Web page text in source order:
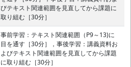
びテキスト関連範囲を見直してから課題に
取り組む［30分］
事前学習：テキスト関連範囲（P9～13)に
目を通す［30分］，事後学習：講義資料お
よびテキスト関連範囲を見直してから課題
に取り組む［30分］